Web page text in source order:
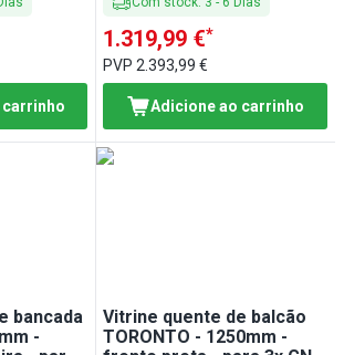
1.319,99 €*
PVP2.393,99 €
Adicione ao carrinho
bancada
-
Vitrine quente de balcão
TORONTO - 1250mm -